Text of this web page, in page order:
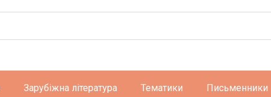
Зарубіжна література Тематики Письменники